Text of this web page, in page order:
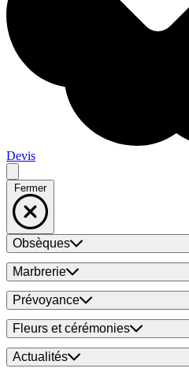
Devis
Fermer
Obsèques
Marbrerie
Prévoyance
Fleurs et cérémonies
Actualités